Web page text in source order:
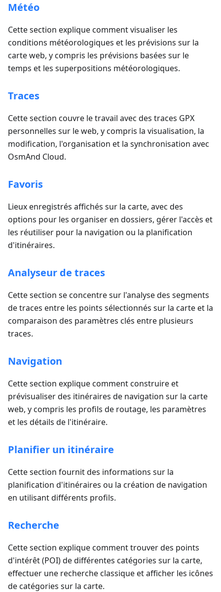
Météo
Cette section explique comment visualiser les
conditions météorologiques et les prévisions sur la
carte web, y compris les prévisions basées sur le
temps et les superpositions météorologiques.
Traces
Cette section couvre le travail avec des traces GPX
personnelles sur le web, y compris la visualisation, la
modification, l'organisation et la synchronisation avec
OsmAnd Cloud.
Favoris
Lieux enregistrés affichés sur la carte, avec des
options pour les organiser en dossiers, gérer l'accès et
les réutiliser pour la navigation ou la planification
d'itinéraires.
Analyseur de traces
Cette section se concentre sur l'analyse des segments
de traces entre les points sélectionnés sur la carte et la
comparaison des paramètres clés entre plusieurs
traces.
Navigation
Cette section explique comment construire et
prévisualiser des itinéraires de navigation sur la carte
web, y compris les profils de routage, les paramètres
et les détails de l'itinéraire.
Planifier un itinéraire
Cette section fournit des informations sur la
planification d'itinéraires ou la création de navigation
en utilisant différents profils.
Recherche
Cette section explique comment trouver des points
d'intérêt (POI) de différentes catégories sur la carte,
effectuer une recherche classique et afficher les icônes
de catégories sur la carte.